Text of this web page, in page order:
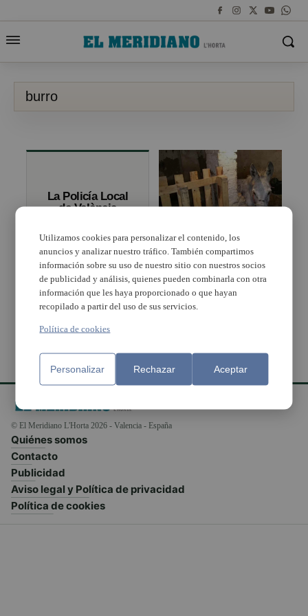
burro
La Policía Local
de València
burro que
deambulaba por
la Ronda Norte
La Policía Local de
Burjassot decomisa un
burro encontrado en
malas condiciones
© El Meridiano L'Horta 2026 - Valencia - España
Quiénes somos
Contacto
Publicidad
Aviso legal y Política de privacidad
Política de cookies
Utilizamos cookies para personalizar el contenido, los
anuncios y analizar nuestro tráfico. También compartimos
información sobre su uso de nuestro sitio con nuestros socios
de publicidad y análisis, quienes pueden combinarla con otra
información que les haya proporcionado o que hayan
recopilado a partir del uso de sus servicios.
Política de cookies
Personalizar Rechazar Aceptar